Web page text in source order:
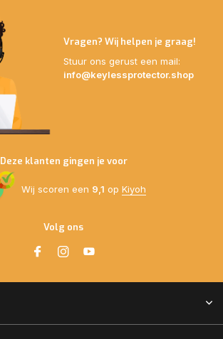
Vragen? Wij helpen je graag!
Stuur ons gerust een mail:
info@keylessprotector.shop
Deze klanten gingen je voor
Wij scoren een 9,1 op Kiyoh
Volg ons